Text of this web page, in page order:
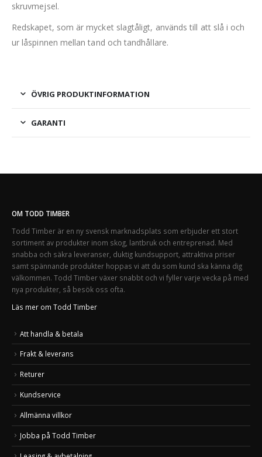
skruvmejsel.
Redskapet, som är mycket slagtåligt, används till att slå i och
ur låspinnen mellan tand och tandhållare.
ÖVRIG PRODUKTINFORMATION
GARANTI
OM TODD TIMBER
Todd Timber är en ny svensk marknadsplats som erbjuder ett stort
sortiment av produkter inom skog, lantbruk och entreprenad. Med
snabba och säkra leveranser, duktig kundsupport, attraktiva priser
samt spännande produkter hoppas vi att du som kund ska känna dig
välkommen. Todd Timber växer snabbt och vi fyller varje vecka på med
nya produkter, så besök oss ofta.
Läs mer om Todd Timber
Att handla & betala
Frakt & leverans
Returer
Kundservice
Allmänna villkor
Jobba på Todd Timber